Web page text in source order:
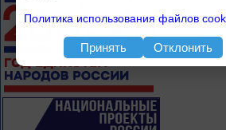
Политика использования файлов
Принять Отклонить